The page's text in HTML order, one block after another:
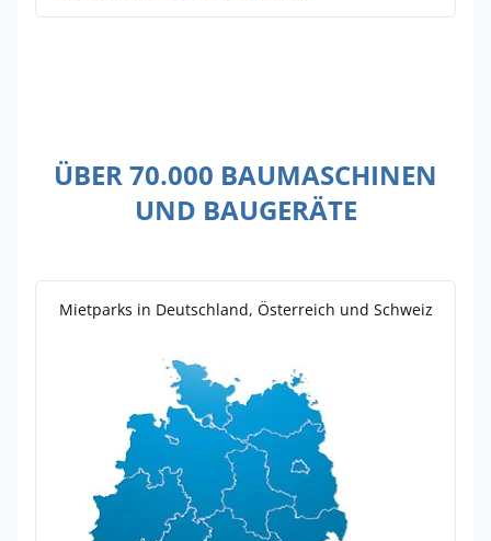
ÜBER 70.000 BAUMASCHINEN
UND BAUGERÄTE
Mietparks in Deutschland, Österreich und Schweiz